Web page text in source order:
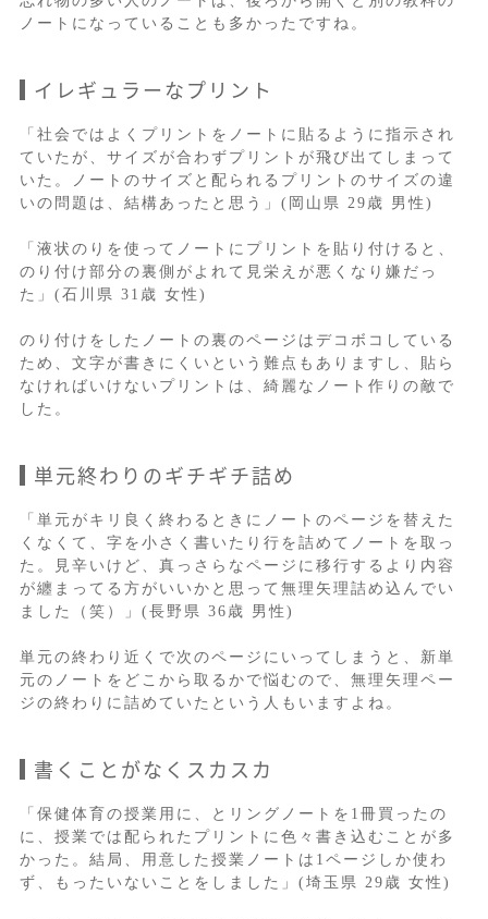
ノートになっていることも多かったですね。
イレギュラーなプリント
「社会ではよくプリントをノートに貼るように指示され
ていたが、サイズが合わずプリントが飛び出てしまって
いた。ノートのサイズと配られるプリントのサイズの違
いの問題は、結構あったと思う」(岡山県 29歳 男性)
「液状のりを使ってノートにプリントを貼り付けると、
のり付け部分の裏側がよれて見栄えが悪くなり嫌だっ
た」(石川県 31歳 女性)
のり付けをしたノートの裏のページはデコボコしている
ため、文字が書きにくいという難点もありますし、貼ら
なければいけないプリントは、綺麗なノート作りの敵で
した。
単元終わりのギチギチ詰め
「単元がキリ良く終わるときにノートのページを替えた
くなくて、字を小さく書いたり行を詰めてノートを取っ
た。見辛いけど、真っさらなページに移行するより内容
が纏まってる方がいいかと思って無理矢理詰め込んでい
ました（笑）」(長野県 36歳 男性)
単元の終わり近くで次のページにいってしまうと、新単
元のノートをどこから取るかで悩むので、無理矢理ペー
ジの終わりに詰めていたという人もいますよね。
書くことがなくスカスカ
「保健体育の授業用に、とリングノートを1冊買ったの
に、授業では配られたプリントに色々書き込むことが多
かった。結局、用意した授業ノートは1ページしか使わ
ず、もったいないことをしました」(埼玉県 29歳 女性)